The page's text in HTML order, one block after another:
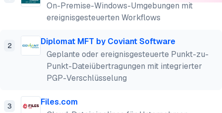
On-Premise-Windows-Umgebungen mit
ereignisgesteuerten Workflows
2
Diplomat MFT by Coviant Software
Geplante oder ereignisgesteuerte Punkt-zu-
Punkt-Dateiübertragungen mit integrierter
PGP-Verschlüsselung
3
Files.com